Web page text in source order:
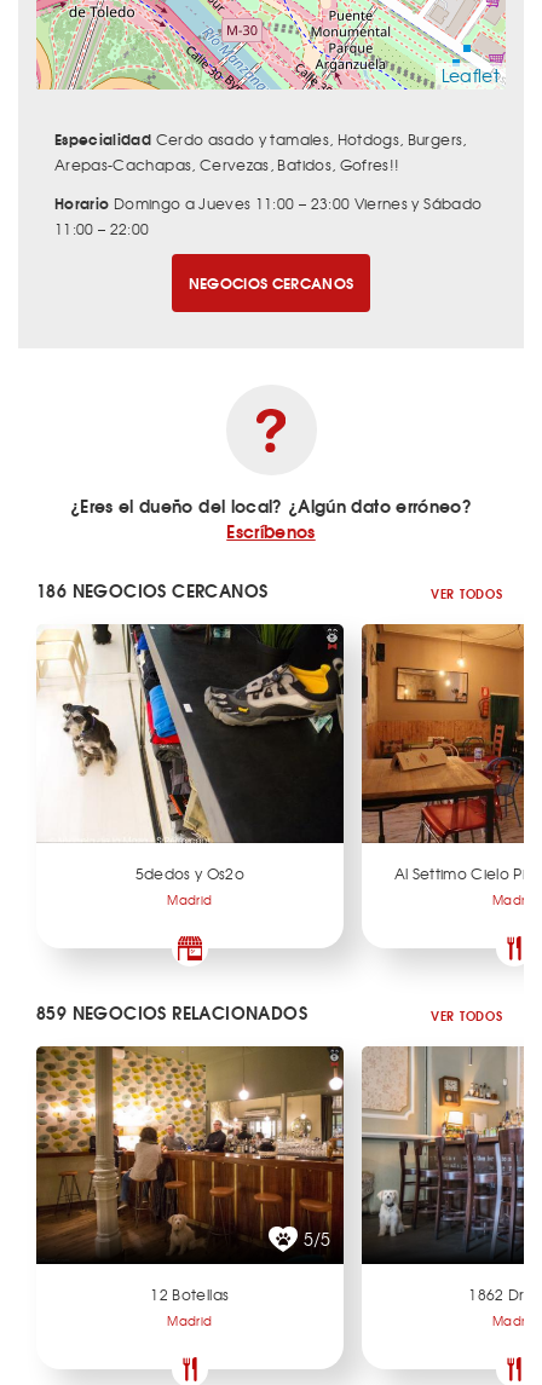
Leaflet
Especialidad Cerdo asado y tamales, Hotdogs, Burgers,
Arepas-Cachapas, Cervezas, Batidos, Gofres!!
Horario Domingo a Jueves 11:00 – 23:00 Viernes y Sábado
11:00 – 22:00
NEGOCIOS CERCANOS
¿Eres el dueño del local? ¿Algún dato erróneo?
Escríbenos
186 NEGOCIOS CERCANOS VER TODOS
5dedos y Os2o
Madrid
Al Settimo Cielo
Madrid
859 NEGOCIOS RELACIONADOS VER TODOS
5/5
12 Botellas
Madrid
1862 Dry
Madrid